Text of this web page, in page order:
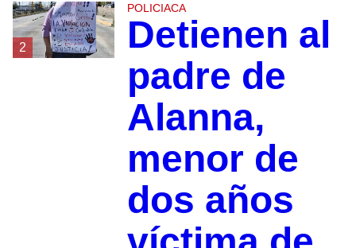
2
POLICIACA
Detienen al
padre de
Alanna,
menor de
dos años